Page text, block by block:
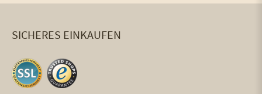
SICHERES EINKAUFEN